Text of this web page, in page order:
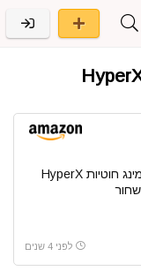
אוזניות גיימינג חוטיות HyperX
לפני 4 שנים